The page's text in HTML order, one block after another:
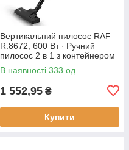
Вертикальний пилосос RAF
R.8672, 600 Вт ∙ Ручний
пилосос 2 в 1 з контейнером
В наявності 333 од.
1 552,95 ₴
Купити